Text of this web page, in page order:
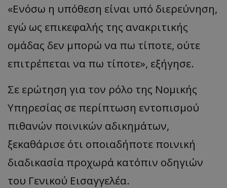
«Ενόσω η υπόθεση είναι υπό διερεύνηση,
εγώ ως επικεφαλής της ανακριτικής
ομάδας δεν μπορώ να πω τίποτε, ούτε
επιτρέπεται να πω τίποτε», εξήγησε.
Σε ερώτηση για τον ρόλο της Νομικής
Υπηρεσίας σε περίπτωση εντοπισμού
πιθανών ποινικών αδικημάτων,
ξεκαθάρισε ότι οποιαδήποτε ποινική
διαδικασία προχωρά κατόπιν οδηγιών
του Γενικού Εισαγγελέα.